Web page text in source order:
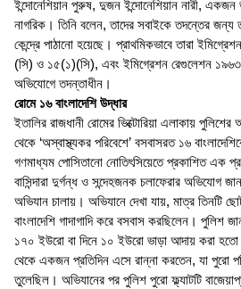
ইন্দোনেশিয়ান পুরুষ, দুজন ইন্দোনেশিয়ান নারী,
নাগরিক। তিনি বলেন, তাদের সবাইকে তদন্তের জন্য
কেন্দ্রে পাঠানো হয়েছে। প্রাথমিকভাবে তারা
(সি) ও ১৫(১)(সি), এবং ইমিগ্রেশন রেগুলেশন
অভিযোগে তদন্তাধীন।
রোমে ১৬ বাংলাদেশি উদ্ধার
ইতালির রাজধানী রোমের ভিক্টোরিয়া এলাকায়
থেকে ‘অস্বাস্থ্যকর পরিবেশে’ বসবাসরত ১৬
গণমাধ্যম পোসিতানো নোতিৎসিয়েতে প্রকাশিত এক
বাসিন্দারা দুর্গন্ধ ও সন্দেহজনক চলাফেরার অভিযোগ
অভিযান চালায়। অভিযানে দেখা যায়, মাত্র তিনটি
বাংলাদেশি গাদাগাদি করে বসবাস করছিলেন। পুলিশ
১৭০ ইউরো বা দিনে ১০ ইউরো ভাড়া আদায় করা হতো।
থেকে একজন প্রতিদিন এসে রান্না করতেন, যা পুরো
তুলেছিল। অভিযানের পর পুলিশ পুরো ফ্ল্যাটটি